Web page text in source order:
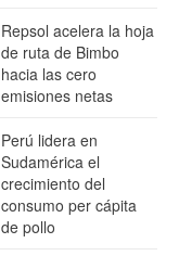
Repsol acelera la hoja
de ruta de Bimbo
hacia las cero
emisiones netas
Perú lidera en
Sudamérica el
crecimiento del
consumo per cápita
de pollo